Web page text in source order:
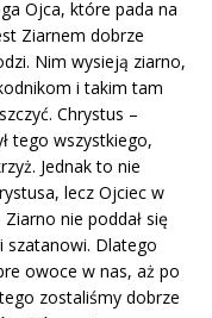
Ojca, które pada na
Ziarnem dobrze
Nim wysieją ziarno,
i takim tam
Chrystus –
tego wszystkiego,
Jednak to nie
lecz Ojciec w
nie poddał się
szatanowi. Dlatego
owoce w nas, aż po
zostaliśmy dobrze